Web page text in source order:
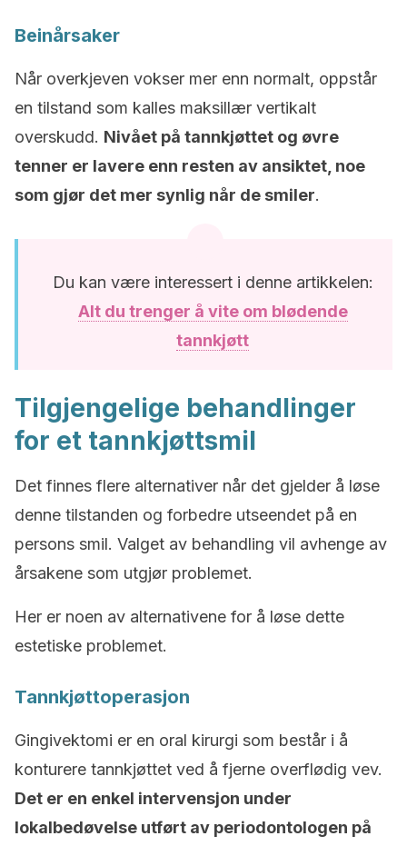
Beinårsaker
Når overkjeven vokser mer enn normalt, oppstår
en tilstand som kalles maksillær vertikalt
overskudd. Nivået på tannkjøttet og øvre
tenner er lavere enn resten av ansiktet, noe
som gjør det mer synlig når de smiler.
Du kan være interessert i denne artikkelen:
Alt du trenger å vite om blødende
tannkjøtt
Tilgjengelige behandlinger
for et tannkjøttsmil
Det finnes flere alternativer når det gjelder å løse
denne tilstanden og forbedre utseendet på en
persons smil. Valget av behandling vil avhenge av
årsakene som utgjør problemet.
Her er noen av alternativene for å løse dette
estetiske problemet.
Tannkjøttoperasjon
Gingivektomi er en oral kirurgi som består i å
konturere tannkjøttet ved å fjerne overflødig vev.
Det er en enkel intervensjon under
lokalbedøvelse utført av periodontologen på